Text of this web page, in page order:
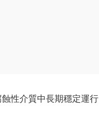
性介質中長期穩定運行